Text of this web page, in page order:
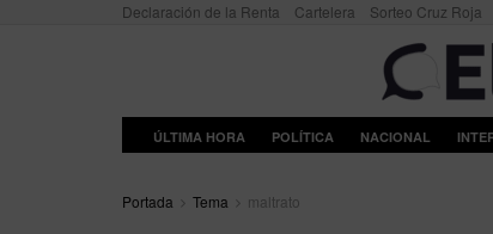
Declaración de la Renta Cartelera Sorteo Cruz Roja
ÚLTIMA HORA POLÍTICA NACIONAL
Portada Tema maltrato